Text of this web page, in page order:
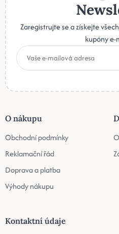
Zaregistrujte se a získejte
kupóny e-
O nákupu
Obchodní podmínky
Reklamační řád
Doprava a platba
Výhody nákupu
Kontaktní údaje